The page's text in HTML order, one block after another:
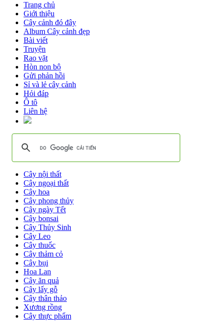
Trang chủ
Giới thiệu
Cây cảnh đó đây
Album Cây cảnh đẹp
Bài viết
Truyện
Rao vặt
Hòn non bộ
Gửi phản hồi
Sỉ và lẻ cây cảnh
Hỏi đáp
Ô tô
Liên hệ
Cây nội thất
Cây ngoại thất
Cây hoa
Cây phong thủy
Cây ngày Tết
Cây bonsai
Cây Thủy Sinh
Cây Leo
Cây thuốc
Cây thảm cỏ
Cây bụi
Hoa Lan
Cây ăn quả
Cây lấy gỗ
Cây thân thảo
Xương rồng
Cây thực phẩm